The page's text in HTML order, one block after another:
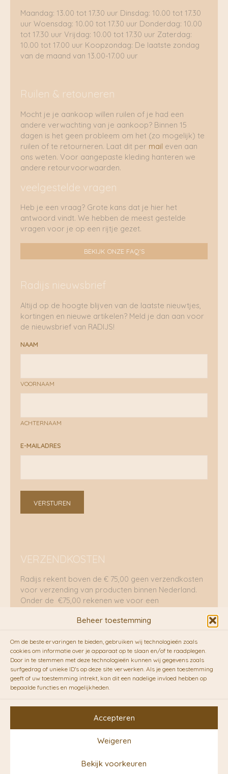
Beheer toestemming
Om de beste ervaringen te bieden, gebruiken wij technologieën zoals
cookies om informatie over je apparaat op te slaan en/of te raadplegen.
Door in te stemmen met deze technologieën kunnen wij gegevens zoals
surfgedrag of unieke ID's op deze site verwerken. Als je geen toestemming
geeft of uw toestemming intrekt, kan dit een nadelige invloed hebben op
bepaalde functies en mogelijkheden.
Accepteren
Weigeren
Bekijk voorkeuren
Maandag: 13.00 tot 17.30 uur Dinsdag: 10.00 tot 17.30
uur Woensdag: 10.00 tot 17.30 uur Donderdag: 10.00
tot 17.30 uur Vrijdag: 10.00 tot 17.30 uur Zaterdag:
10.00 tot 17.00 uur Koopzondag: De laatste zondag
van de maand van 13.00-17.00 uur
Ruilen & retouneren
Mocht je je aankoop willen ruilen of je had een
andere verwachting van je aankoop? Binnen 15
dagen is het geen probleem om het (zo mogelijk) te
ruilen of te retourneren. Laat dit per mail even aan
ons weten. Voor aangepaste kleding hanteren we
andere retourvoorwaarden.
veelgestelde vragen
Heb je een vraag? Grote kans dat je hier het
antwoord vindt. We hebben de meest gestelde
vragen voor je op een rijtje gezet.
BEKIJK ONZE FAQ'S
Radijs nieuwsbrief
Altijd op de hoogte blijven van de laatste nieuwtjes,
kortingen en nieuwe artikelen? Meld je dan aan voor
de nieuwsbrief van RADIJS!
NAAM
VOORNAAM
ACHTERNAAM
E-MAILADRES
VERSTUREN
VERZENDKOSTEN
Radijs rekent boven de € 75,00 geen verzendkosten
voor verzending van producten binnen Nederland.
Onder de €75,00 rekenen we voor een
RADIJS werkt samen met de duurzame bezorgdienst
vanFietskoeriers.nl. Pakketten (mits voorradig) voor
10.00 uur besteld op een doordeweekse dag,
bezorgen zij soms nog op dezelfde dag in de
avonduren! Brievenbuspakjes de volgende dag. En
waar mogelijk ook echt op de fiets!!
Conceptstore | Designed by